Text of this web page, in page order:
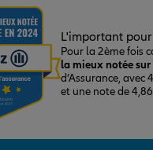
L'important
Pour la 2ème fois
la mieux notée
d’Assurance, avec
et une note de